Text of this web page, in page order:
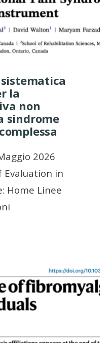
la
non
sindrome
2026
Evaluation in
Home Linee